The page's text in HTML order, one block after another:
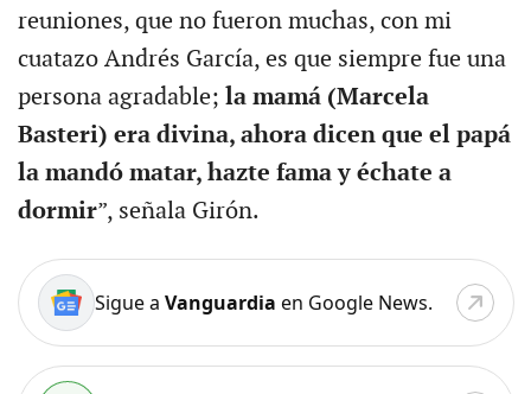
reuniones, que no fueron muchas, con mi
cuatazo Andrés García, es que siempre fue una
persona agradable; la mamá (Marcela
Basteri) era divina, ahora dicen que el papá
la mandó matar, hazte fama y échate a
dormir”, señala Girón.
Sigue a Vanguardia en Google News.